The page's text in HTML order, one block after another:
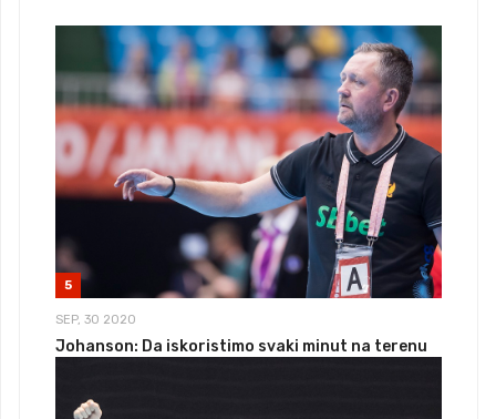
5
SEP, 30 2020
Johanson: Da iskoristimo svaki minut na terenu